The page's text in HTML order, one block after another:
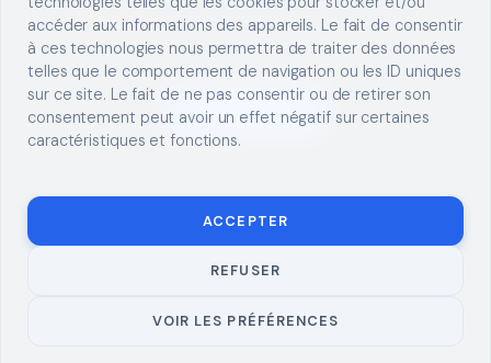
accéder aux informations des appareils. Le fait de consentir
à ces technologies nous permettra de traiter des données
telles que le comportement de navigation ou les ID uniques
sur ce site. Le fait de ne pas consentir ou de retirer son
consentement peut avoir un effet négatif sur certaines
caractéristiques et fonctions.
ACCEPTER
REFUSER
VOIR LES PRÉFÉRENCES
S'INSCRIRE